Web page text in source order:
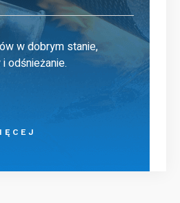
w dobrym stanie,
odśnieżanie.